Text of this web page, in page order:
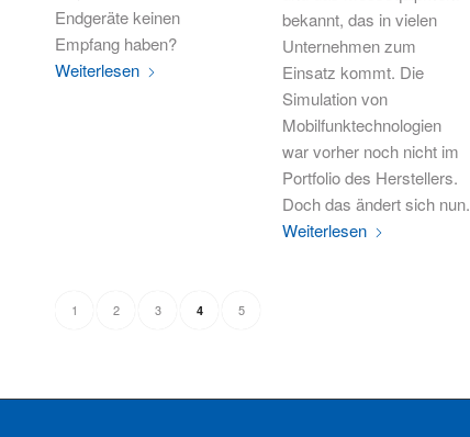
Endgeräte keinen
Empfang haben?
Weiterlesen
bekannt, das in vielen
Unternehmen zum
Einsatz kommt. Die
Simulation von
Mobilfunktechnologien
war vorher noch nicht im
Portfolio des Herstellers.
Doch das ändert sich nun.
Weiterlesen
1 2 3 4 5